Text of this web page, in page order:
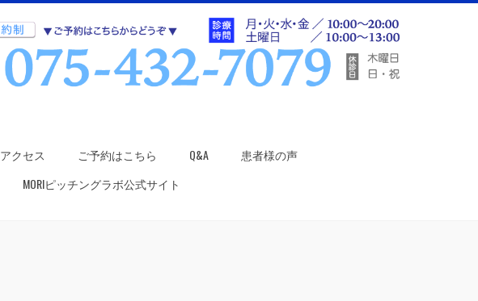
アクセス ご予約はこちら Q&A
患者様の声
MORIピッチングラボ公式サイト